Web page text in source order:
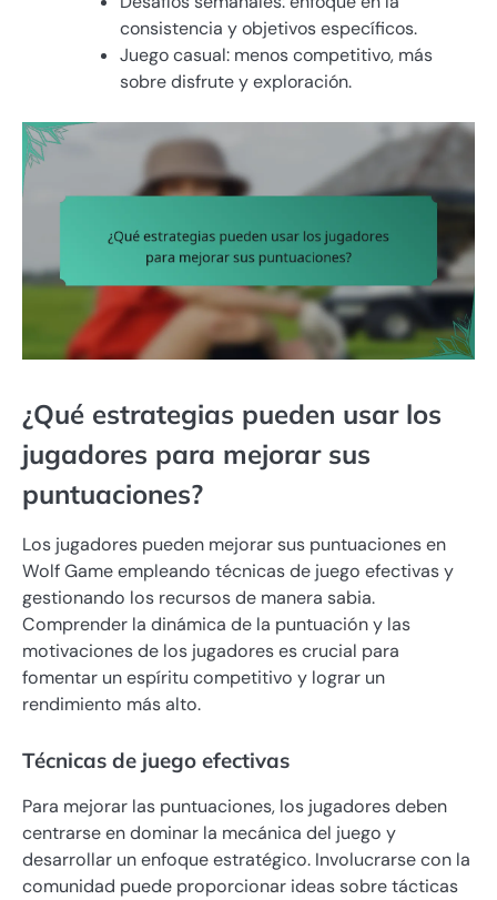
consistencia y objetivos específicos.
Juego casual: menos competitivo, más
sobre disfrute y exploración.
¿Qué estrategias pueden usar los
jugadores para mejorar sus
puntuaciones?
Los jugadores pueden mejorar sus puntuaciones en
Wolf Game empleando técnicas de juego efectivas y
gestionando los recursos de manera sabia.
Comprender la dinámica de la puntuación y las
motivaciones de los jugadores es crucial para
fomentar un espíritu competitivo y lograr un
rendimiento más alto.
Técnicas de juego efectivas
Para mejorar las puntuaciones, los jugadores deben
centrarse en dominar la mecánica del juego y
desarrollar un enfoque estratégico. Involucrarse con la
comunidad puede proporcionar ideas sobre tácticas